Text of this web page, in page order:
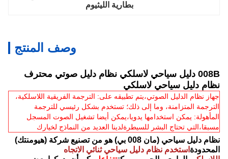
بطارية الليثيوم
وصف المنتج
008B دليل سياحي لاسلكي نظام دليل صوتي محترف
نظام دليل سياحي لاسلكي
جهاز نظام الدليل الصوتي،يتم تطبيقه على: الترجمة الفريقية اللاسلكية،
الترجمة المتزامنة، وما إلى ذلك؛ تستخدم بشكل رئيسي للترجمة
المأهولة: يمكن استخدامها يدويا،يمكن أيضا تشغيل الصوت المسجل
مسبقا،التي تحتاج البشر للسيطرةلدينا العديد من النماذج لخيارك
نظام دليل سياحي (مان 008 بي) هو من تصنيع شركة (هيومنتك)
المحدودةاستخدم نظام دليل سياحي ثنائي الاتجاه